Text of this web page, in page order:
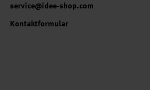
service@idee-shop.com
Kontaktformular